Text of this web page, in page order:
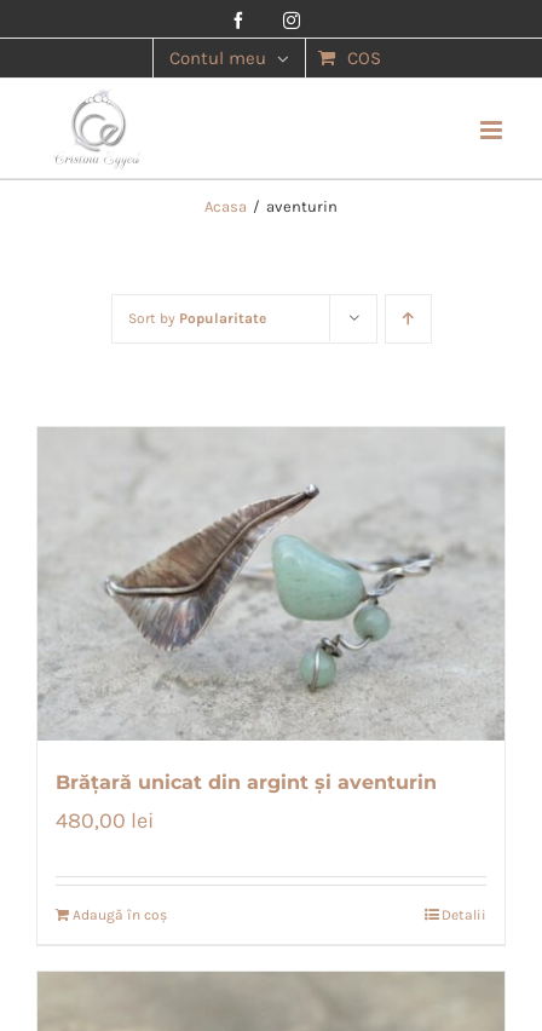
FacebookInstagram
Contul meu COS
Acasa / aventurin
Sort by Popularitate
Brățară unicat din argint și aventurin
480,00 lei
Adaugă în coș Detalii